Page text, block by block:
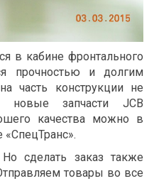
в кабине фронтального
прочностью и долгим
часть конструкции не
новые запчасти JCB
качества можно в
сделать заказ также
товары во все